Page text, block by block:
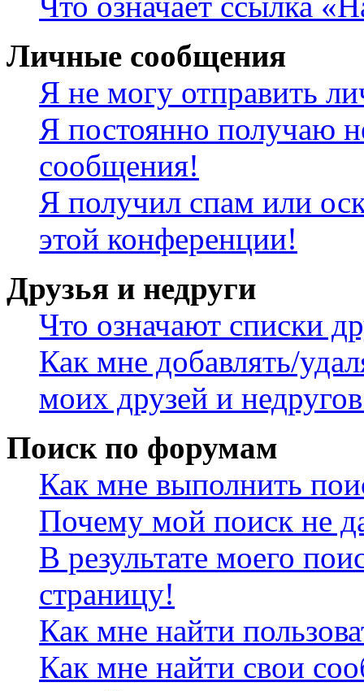
Личные сообщения
Я не могу отправить
Я постоянно получаю
сообщения!
Я получил спам или
этой конференции!
Друзья и недруги
Что означают списки
Как мне добавлять/
моих друзей и
Поиск по форумам
Как мне выполнить
Почему мой поиск не
В результате моего
страницу!
Как мне найти
Как мне найти свои